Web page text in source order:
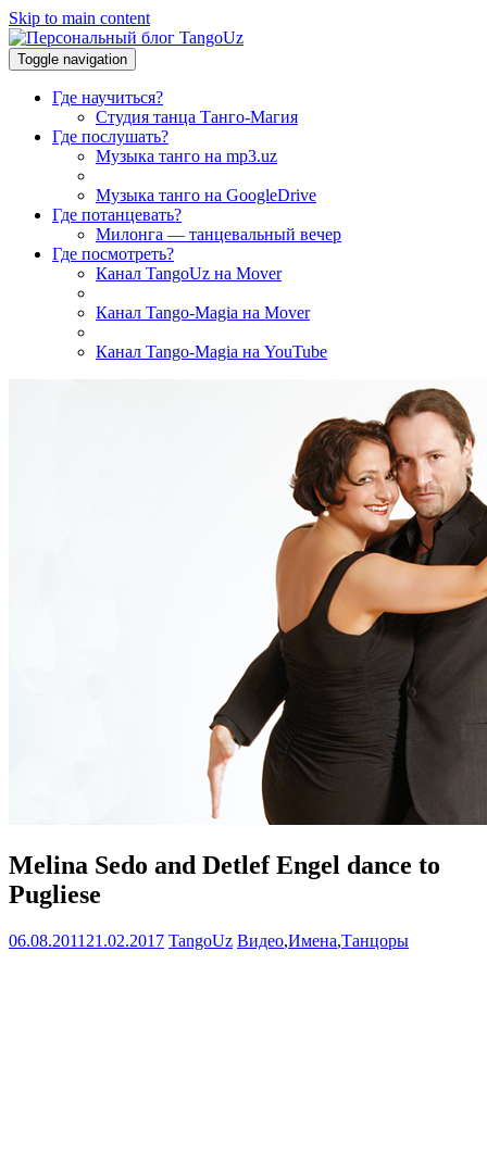
Skip to main content
Toggle navigation
Где научиться?
Студия танца Танго-Магия
Где послушать?
Музыка танго на mp3.uz
Музыка танго на GoogleDrive
Где потанцевать?
Милонга — танцевальный вечер
Где посмотреть?
Канал TangoUz на Mover
Канал Tango-Magia на Mover
Канал Tango-Magia на YouTube
Melina Sedo and Detlef Engel dance to
Pugliese
06.08.2011 21.02.2017 TangoUz Видео,Имена,Танцоры